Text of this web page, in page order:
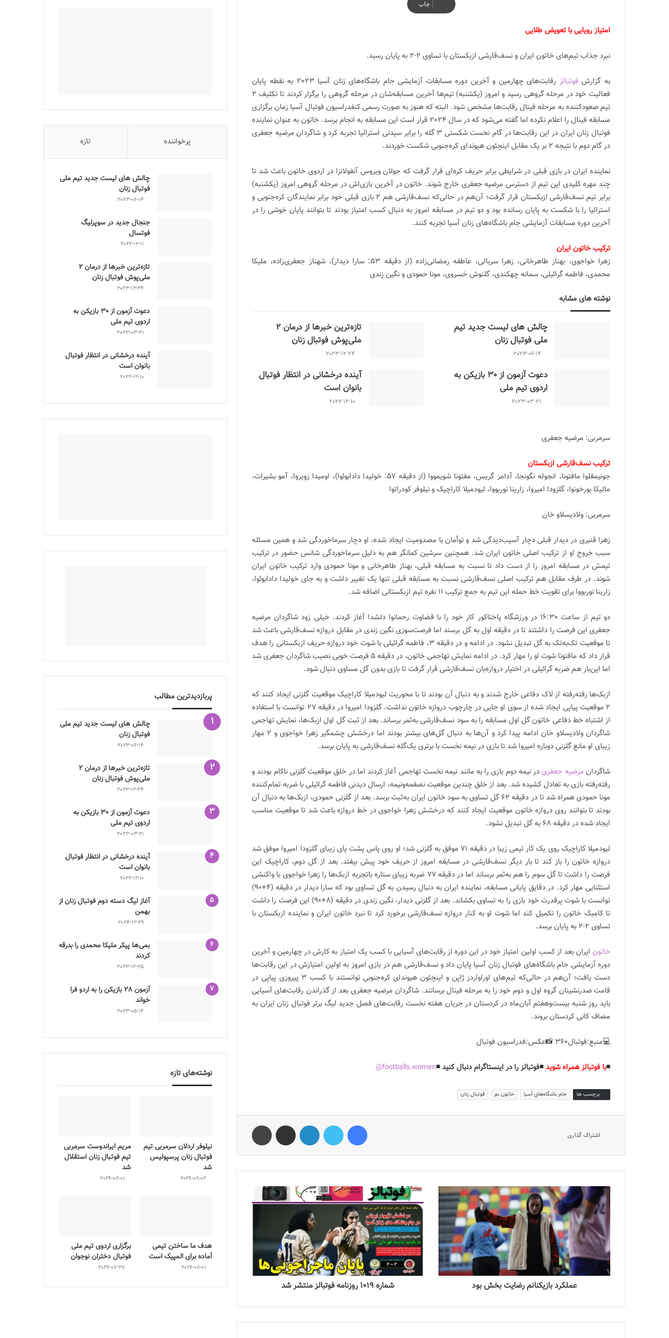
چاپ
امتیاز رویایی با تعویض طلایی
نبرد جذاب تیم‌های خاتون ایران و نسف‌قارشی ازبکستان با تساوی 2-2 به پایان رسید.
به گزارشفوتبالز
رقابت‌های چهارمین و آخرین دوره مسابقات آزمایشی جام باشگاه‌های زنان آسیا 2023 به نقطه پایان
فعالیت خود در مرحله گروهی رسید و امروز (یکشنبه) تیم‌ها آخرین مسابقه‌شان در مرحله گروهی را برگزار کردند تا تکلیف 2
تیم صعودکننده به مرحله فینال رقابت‌ها مشخص شود. البته که هنوز به صورت رسمی کنفدراسیون فوتبال آسیا زمان برگزاری
مسابقه فینال را اعلام نکرده اما گفته می‌شود که در سال 2024 قرار است این مسابقه به انجام برسد. خاتون به عنوان نماینده
فوتبال زنان ایران در این رقابت‌ها در گام نخست شکستی 3 گله را برابر سیدنی استرالیا تجربه کرد و شاگردان مرضیه جعفری
در گام دوم با نتیجه 2 بر یک مقابل اینچئون هیوندای کره‌جنوبی شکست خوردند.
نماینده ایران در بازی قبلی در شرایطی برابر حریف کره‌ای قرار گرفت که جولان ویروس آنفولانزا در اردوی خاتون باعث شد تا
چند مهره کلیدی این تیم از دسترس مرضیه جعفری خارج شوند. خاتون در آخرین بازی‌اش در مرحله گروهی امروز (یکشنبه)
برابر تیم نسف‌قارشی ازبکستان قرار گرفت؛ آن‌هم در حالی‌که نسف‌قارشی هم 2 بازی قبلی خود برابر نمایندگان کره‌جنوبی و
استرالیا را با شکست به پایان رسانده بود و دو تیم در مسابقه امروز به دنبال کسب امتیاز بودند تا بتوانند پایان خوشی را در
آخرین دوره مسابقات آزمایشی جام باشگاه‌های زنان آسیا تجربه کنند.
ترکیب خاتون ایران
زهرا خواجوی، بهناز طاهرخانی، زهرا سربالی، عاطفه رمضانی‌زاده (از دقیقه 53: سارا دیدار)، شهناز جعفری‌زاده، ملیکا
محمدی، فاطمه گرائیلی، سمانه چهکندی، گلنوش خسروی، مونا حمودی و نگین زندی
نوشته های مشابه
چالش هاى ليست جدید تيم
ملى فوتبال زنان
2023-06-14
تازه‌ترین خبرها از درمان ۲
ملی‌پوش فوتبال زنان
2023-12-24
دعوت آزمون از 30 بازیکن به
اردوی تیم ملی
2023-03-21
آینده درخشانی در انتظار فوتبال
بانوان است
2022-12-10
سرمربی: مرضیه جعفری
ترکیب نسف‌قارشی ازبکستان
جونیمقلوا مافتونا، انجوله نگونجا، آدامز گریس، مفتونا شویمووا (از دقیقه 57: خولیدا دادابوئوا)، اومیدا زویروا، آمو بشیرات،
مالیکا بورخونوا، گلزودا امیروا، زارینا نوربووا، لیودمیلا کاراچیک و نیلوفر کودراتوا
سرمربی: ولادیسلاو خان
زهرا قنبری در دیدار قبلی دچار آسیب‌دیدگی شد و توأمان با مصدومیت ایجاد شده، او دچار سرماخوردگی شد و همین مسئله
سبب خروج او از ترکیب اصلی خاتون ایران شد. همچنین سرشین کمانگر هم به دلیل سرماخوردگی شانس حضور در ترکیب
تیمش در مسابقه امروز را از دست داد تا نسبت به مسابقه قبلی، بهناز طاهرخانی و مونا حمودی وارد ترکیب خاتون ایران
شوند. در طرف مقابل هم ترکیب اصلی نسف‌قارشی نسبت به مسابقه قبلی تنها یک تغییر داشت و به جای خولیدا دادابوئوا،
زارینا نوربووا برای تقویت خط حمله این تیم به جمع ترکیب 11 نفره تیم ازبکستانی اضافه شد.
دو تیم از ساعت 16:30 در ورزشگاه پاختاکور کار خود را با قضاوت رحمانوا دلشدا آغاز کردند. خیلی زود شاگردان مرضیه
جعفری این فرصت را داشتند تا در دقیقه اول به گل برسند اما فرصت‌سوزی نگین زندی در مقابل دروازه نسف‌قارشی باعث شد
تا موقعیت تک‌به‌تک به گل تبدیل نشود. در ادامه و در دقیقه 3، فاطمه گرائیلی با شوت خود دروازه حریف ازبکستانی را هدف
قرار داد که مافتونا شوت او را مهار کرد. در ادامه نمایش تهاجمی خاتون، در دقیقه 5 فرصت خوبی نصیب شاگردان جعفری شد
اما این‌بار هم ضربه گرائیلی در اختیار دروازه‌بان نسف‌قارشی قرار گرفت تا بازی بدون گل مساوی دنبال شود.
ازبک‌ها رفته‌رفته از لاک دفاعی خارج شدند و به دنبال آن بودند تا با محوریت لیودمیلا کاراچیک موقعیت گلزنی ایجاد کنند که
2 موقعیت پیاپی ایجاد شده از سوی او جایی در چارچوب دروازه خاتون نداشت. گلزودا امیروا در دقیقه 27 توانست با استفاده
از اشتباه خط دفاعی خاتون گل اول مسابقه را به سود نسف‌قارشی به‌ثمر برساند. بعد از ثبت گل اول ازبک‌ها، نمایش تهاجمی
شاگردان ولادیسلاو خان ادامه پیدا کرد و آن‌ها به دنبال گل‌های بیشتر بودند اما درخشش چشمگیر زهرا خواجوی و 2 مهار
زیبای او مانع گلزنی دوباره امیروا شد تا بازی در نیمه نخست با برتری یک‌گله نسف‌قارشی به پایان برسد.
شاگردان مرضیه جعفری در نیمه دوم بازی را به مانند نیمه نخست تهاجمی آغاز کردند اما در خلق موقعیت گلزنی ناکام بودند و
رفته‌رفته بازی به تعادل کشیده شد. بعد از خلق چندین موقعیت نصفمه‌ونیمه، ارسال دیدنی فاطمه گرائیلی با ضربه تمام‌کننده
مونا حمودی همراه شد تا در دقیقه 62 گل تساوی به سود خاتون ایران به‌ثبت برسد. بعد از گلزنی حمودی، ازبک‌ها به دنبال آن
بودند تا بتوانند روی دروازه خاتون موقعیت ایجاد کنند که درخشش زهرا خواجوی در خط دروازه باعث شد تا موقعیت مناسب
ایجاد شده در دقیقه 68 به گل تبدیل نشود.
لیودمیلا کاراچیک روی یک کار تیمی زیبا در دقیقه 71 موفق به گلزنی شد؛ او روی پاس پشت پای زیبای گلزودا امیروا موفق شد
دروازه خاتون را باز کند تا بار دیگر نسف‌قارشی در مسابقه امروز از حریف خود پیش بیفتد. بعد از گل دوم، کاراچیک این
فرصت را داشت تا گل سوم را هم به‌ثمر برساند اما در دقیقه 77 ضربه زیبای ستاره باتجربه ازبک‌ها را زهرا خواجوی با واکنشی
استثنایی مهار کرد. در دقایق پایانی مسابقه، نماینده ایران به دنبال رسیدن به گل تساوی بود که سارا دیدار در دقیقه (4+90)
توانست با شوت پرقدرت خود بازی را به تساوی بکشاند. بعد از گلزنی دیدار، نگین زندی در دقیقه (8+90) این فرصت را داشت
تا کامبک خاتون را تکمیل کند اما شوت او به کنار دروازه نسف‌قارشی برخورد کرد تا نبرد خاتون ایران و نماینده ازبکستان با
تساوی 2-2 به پایان برسد.
خاتون ایران بعد از کسب اولین امتیاز خود در این دوره از رقابت‌های آسیایی با کسب یک امتیاز به کارش در چهارمین و آخرین
دوره آزمایشی جام باشگاه‌های فوتبال زنان آسیا پایان داد و نسف‌قارشی هم در بازی امروز به اولین امتیازش در این رقابت‌ها
دست یافت؛ آن‌هم در حالی‌که تیم‌های اوراواردز ژاپن و اینچئون هیوندای کره‌جنوبی توانستند با کسب 3 پیروزی پیاپی در
قامت صدرنشینان گروه اول و دوم خود را به مرحله فینال برسانند. شاگردان مرضیه جعفری بعد از گذراندن رقابت‌های آسیایی
باید روز شنبه بیست‌وهفتم آبان‌ماه در کردستان در جریان هفته نخست رقابت‌های فصل جدید لیگ برتر فوتبال زنان ایران به
مصاف کانی کردستان بروند.
💻منبع:فوتبال360 📸عکس:فدراسیون فوتبال
◾️با فوتبالز همراه شوید◾️فوتبالز را در اینستاگرام دنبال کنید ◾️footballs.women@
برچسب ها جام باشگاه‌های آسیا خاتون بم فوتبال زنان
اشتراک گذاری
عملکرد بازیکنانم رضایت بخش بود شماره 1019 روزنامه فوتبالز منتشر شد
پرخواننده تازه
چالش هاى ليست جدید تيم ملى
فوتبال زنان
2023-06-14
جنجال جدید در سوپرلیگ
فوتسال
2022-12-11
تازه‌ترین خبرها از درمان ۲
ملی‌پوش فوتبال زنان
2023-12-24
دعوت آزمون از 30 بازیکن به
اردوی تیم ملی
2023-03-21
آینده درخشانی در انتظار فوتبال
بانوان است
2022-12-10
پربازدیدترین مطالب
چالش هاى ليست جدید تيم ملى
فوتبال زنان
2023-06-14
تازه‌ترین خبرها از درمان ۲
ملی‌پوش فوتبال زنان
2023-12-24
دعوت آزمون از 30 بازیکن به
اردوی تیم ملی
2023-03-21
آینده درخشانی در انتظار فوتبال
بانوان است
2022-12-10
آغاز لیگ دسته دوم فوتبال زنان از
بهمن
2024-12-29
بمی‌ها پیکر ملیکا محمدی را بدرقه
کردند
2023-12-25
آزمون 28 بازیکن را به اردو فرا
خواند
2023-05-14
نوشته‌های تازه
نیلوفر اردلان سرمربی تیم
فوتبال زنان پرسپولیس
شد
2026-08-02
مریم ایراندوست سرمربی
تیم فوتبال زنان استقلال
شد
2026-08-01
هدف ما ساختن تیمی
آماده برای المپیک است
2026-08-01
برگزاری اردوی تیم ملی
فوتبال دختران نوجوان
2026-07-27